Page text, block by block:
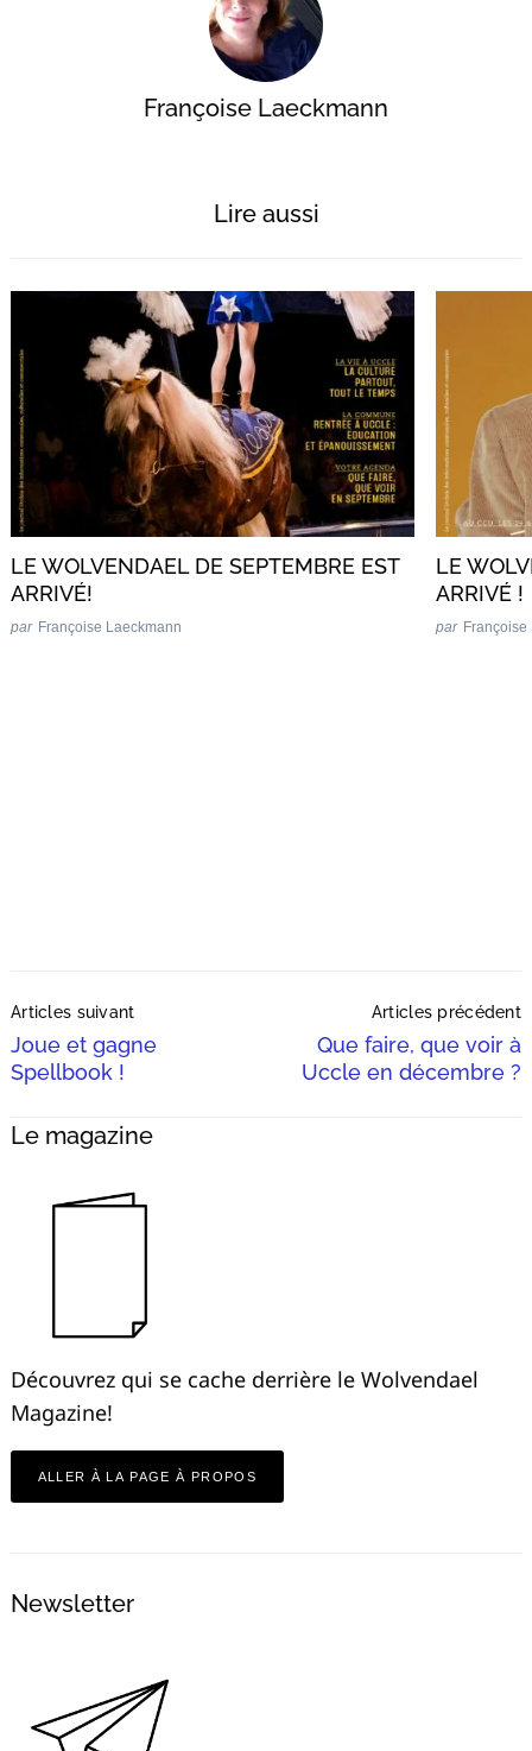
Françoise Laeckmann
Lire aussi
LE WOLVENDAEL DE SEPTEMBRE EST
ARRIVÉ!
par Françoise Laeckmann
LE
ARRIVÉ !
par Françoise
Navigation
Articles suivant
Joue et gagne
Spellbook !
Articles précédent
Que faire, que voir à
Uccle en décembre ?
Le magazine
Découvrez qui se cache derrière le Wolvendael
Magazine!
ALLER À LA PAGE À PROPOS
Newsletter